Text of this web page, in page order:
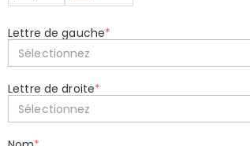
Lettre de gauche*
Sélectionnez
Lettre de droite*
Sélectionnez